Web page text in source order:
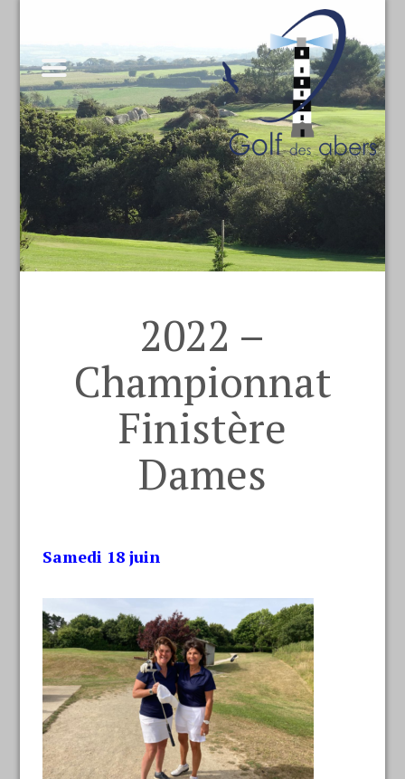
2022 –
Championnat
Finistère
Dames
Samedi 18 juin